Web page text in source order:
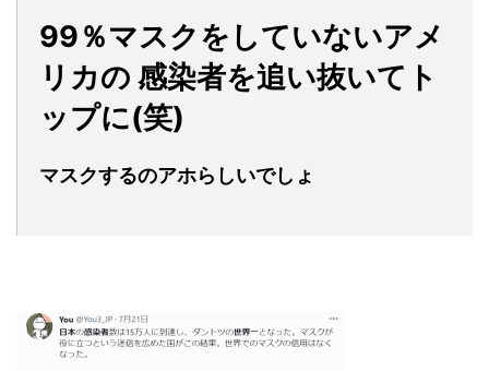
99％マスクをしていないアメ
リカの 感染者を追い抜いてト
ップに(笑)
マスクするのアホらしいでしょ